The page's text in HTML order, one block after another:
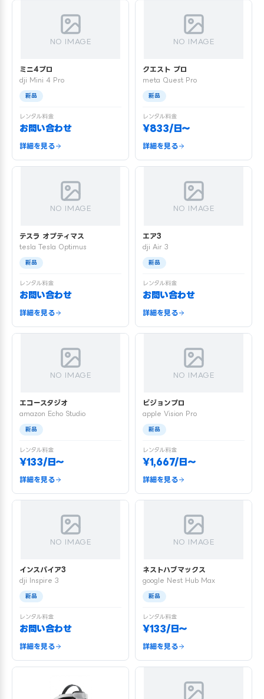
NO IMAGE
ミニ4プロ
dji Mini 4 Pro
新品
レンタル料金
お問い合わせ
詳細を見る
NO IMAGE
クエスト プロ
meta Quest Pro
新品
レンタル料金
¥833/日〜
詳細を見る
NO IMAGE
テスラ オプティマス
tesla Tesla Optimus
新品
レンタル料金
お問い合わせ
詳細を見る
NO IMAGE
エア3
dji Air 3
新品
レンタル料金
お問い合わせ
詳細を見る
NO IMAGE
エコースタジオ
amazon Echo Studio
新品
レンタル料金
¥133/日〜
詳細を見る
NO IMAGE
ビジョンプロ
apple Vision Pro
新品
レンタル料金
¥1,667/日〜
詳細を見る
NO IMAGE
インスパイア3
dji Inspire 3
新品
レンタル料金
お問い合わせ
詳細を見る
NO IMAGE
ネストハブマックス
google Nest Hub Max
新品
レンタル料金
¥133/日〜
詳細を見る